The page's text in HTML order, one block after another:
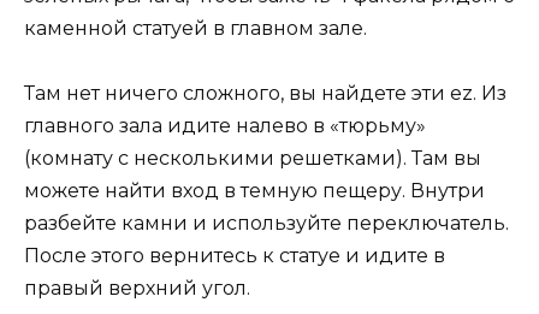
каменной статуей в главном зале.
Там нет ничего сложного, вы найдете эти ez. Из
главного зала идите налево в «тюрьму»
(комнату с несколькими решетками). Там вы
можете найти вход в темную пещеру. Внутри
разбейте камни и используйте переключатель.
После этого вернитесь к статуе и идите в
правый верхний угол.